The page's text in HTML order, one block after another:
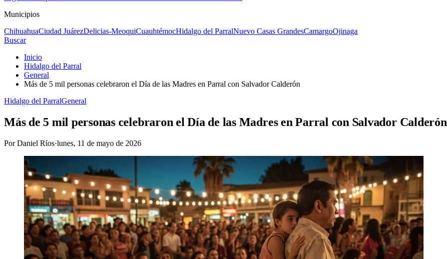
Municipios
ChihuahuaCiudad JuárezDelicias-MeoquiCuauhtémocHidalgo del ParralNuevo Casas GrandesCamargoOjinaga
Buscar
Inicio
Hidalgo del Parral
General
Más de 5 mil personas celebraron el Día de las Madres en Parral con Salvador Calderón
Hidalgo del ParralGeneral
Más de 5 mil personas celebraron el Día de las Madres en Parral con Salvador Calderón
PorDaniel Ríos·lunes, 11 de mayo de 2026